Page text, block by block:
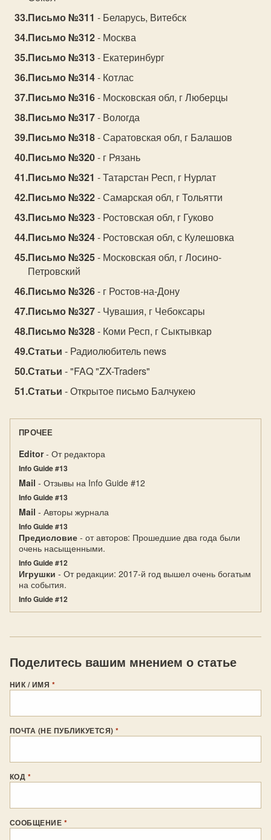
Письмо №311 - Беларусь, Витебск
Письмо №312- Москва
Письмо №313- Екатеринбург
Письмо №314- Котлас
Письмо №316- Московская обл, г Люберцы
Письмо №317- Вологда
Письмо №318- Саратовская обл, г Балашов
Письмо №320- г Рязань
Письмо №321 - Татарстан Респ, г Нурлат
Письмо №322- Самарская обл, г Тольятти
Письмо №323- Ростовская обл, г Гуково
Письмо №324- Ростовская обл, с Кулешовка
Письмо №325- Московская обл, г Лосино-
Петровский
Письмо №326- г Ростов-на-Дону
Письмо №327- Чувашия, г Чебоксары
Письмо №328- Коми Респ, г Сыктывкар
Статьи - Радиолюбитель news
Статьи - "FAQ "ZX-Traders"
Статьи - Открытое письмо Балчукею
ПРОЧЕЕ
Editor- От редактора
Info Guide #13
Mail - Отзывы на Info Guide #12
Info Guide #13
Mail - Авторы журнала
Info Guide #13
Предисловие - от авторов: Прошедшие два года были
очень насыщенными.
Info Guide #12
Игрушки - От редакции: 2017-й год вышел очень богатым
на события.
Info Guide #12
Поделитесь вашим мнением о статье
НИК / ИМЯ *
ПОЧТА (НЕ ПУБЛИКУЕТСЯ)*
КОД *
СООБЩЕНИЕ *